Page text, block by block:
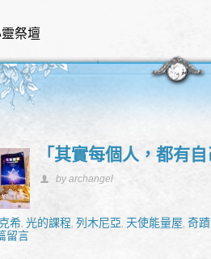
祭壇
「其實每個人，都有
by archangel
希,光的課程,列木尼亞, 天使能量屋,奇
晶,赫基蒙水晶
留言